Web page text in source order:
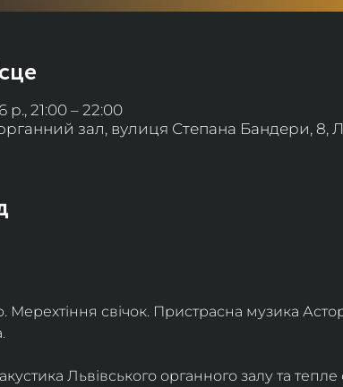
р., 21:00 – 22:00
зал, вулиця Степана Бандери, 8,
Мерехтіння свічок. Пристрасна музика
Львівського органного залу та тепле